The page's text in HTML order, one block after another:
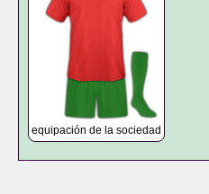
equipación de la sociedad